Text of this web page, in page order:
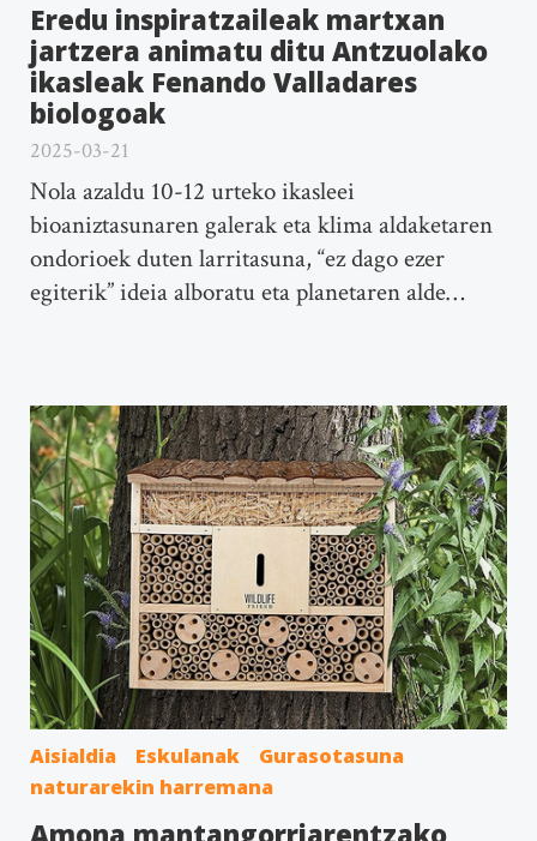
Eredu inspiratzaileak martxan
jartzera animatu ditu Antzuolako
ikasleak Fenando Valladares
biologoak
2025-03-21
Nola azaldu 10-12 urteko ikasleei
bioaniztasunaren galerak eta klima aldaketaren
ondorioek duten larritasuna, “ez dago ezer
egiterik” ideia alboratu eta planetaren alde…
Aisialdia Eskulanak
Gurasotasuna
naturarekin harremana
Amona mantangorriarentzako